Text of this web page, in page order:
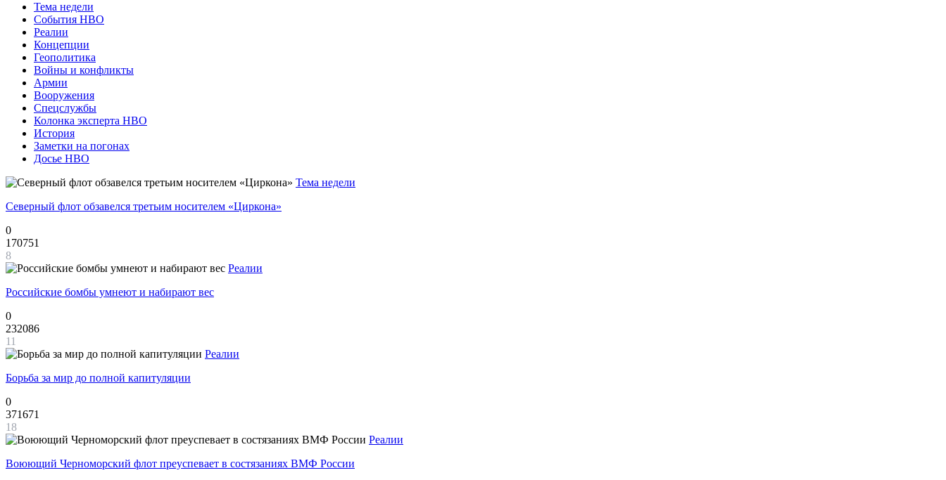
Тема недели
События НВО
Реалии
Концепции
Геополитика
Войны и конфликты
Армии
Вооружения
Спецслужбы
Колонка эксперта НВО
История
Заметки на погонах
Досье НВО
Тема недели
Северный флот обзавелся третьим носителем «Циркона»
0
170751
8
Реалии
Российские бомбы умнеют и набирают вес
0
232086
11
Реалии
Борьба за мир до полной капитуляции
0
371671
18
Реалии
Воюющий Черноморский флот преуспевает в состязаниях ВМФ России